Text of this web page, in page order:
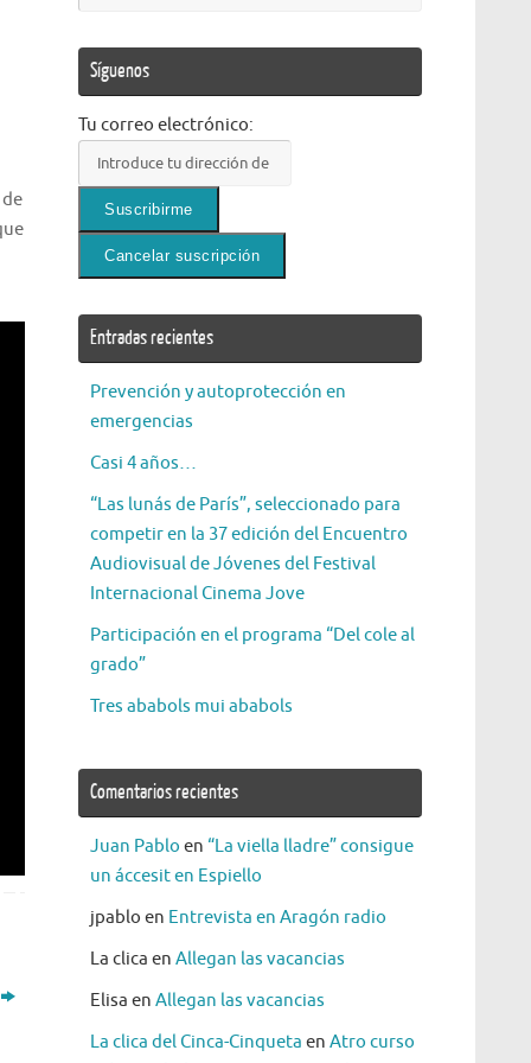
Síguenos
Tu correo electrónico:
Entradas recientes
Prevención y autoprotección en
emergencias
Casi 4 años…
“Las lunás de París”, seleccionado para
competir en la 37 edición del Encuentro
Audiovisual de Jóvenes del Festival
Internacional Cinema Jove
Participación en el programa “Del cole al
grado”
Tres ababols mui ababols
Comentarios recientes
Juan Pablo en “La viella lladre” consigue
un áccesit en Espiello
jpablo en Entrevista en Aragón radio
La clica en Allegan las vacancias
Elisa en Allegan las vacancias
La clica del Cinca-Cinqueta en Atro curso